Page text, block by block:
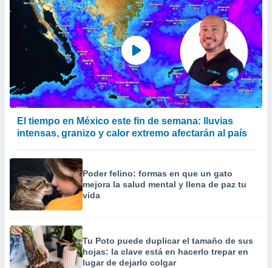
El tiempo en México este fin de semana: lluvias
intensas, granizo y calor extremo afectarán al país
Poder felino: formas en que un gato
mejora la salud mental y llena de paz tu
vida
Tu Poto puede duplicar el tamaño de sus
hojas: la clave está en hacerlo trepar en
lugar de dejarlo colgar